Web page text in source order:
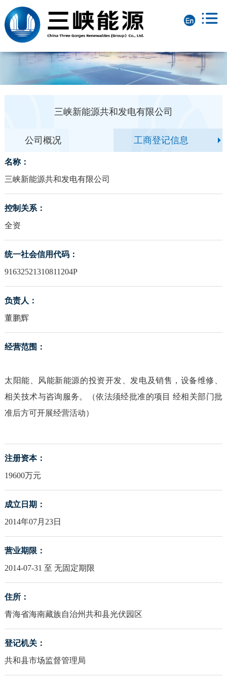
三峡新能源共和发电有限公司
公司概况 工商登记信息
名称：
三峡新能源共和发电有限公司
控制关系：
全资
统一社会信用代码：
91632521310811204P
负责人：
董鹏辉
经营范围：
太阳能、风能新能源的投资开发、发电及销售，设备维修、
相关技术与咨询服务。（依法须经批准的项目 经相关部门批
准后方可开展经营活动）
注册资本：
19600万元
成立日期：
2014年07月23日
营业期限：
2014-07-31 至 无固定期限
住所：
青海省海南藏族自治州共和县光伏园区
登记机关：
共和县市场监督管理局